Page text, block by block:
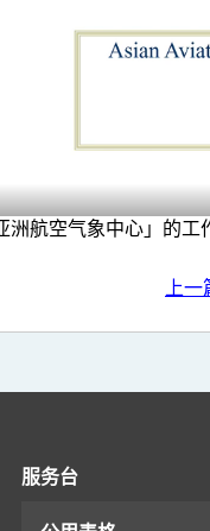
洲航空气象中心」的
上
服务台